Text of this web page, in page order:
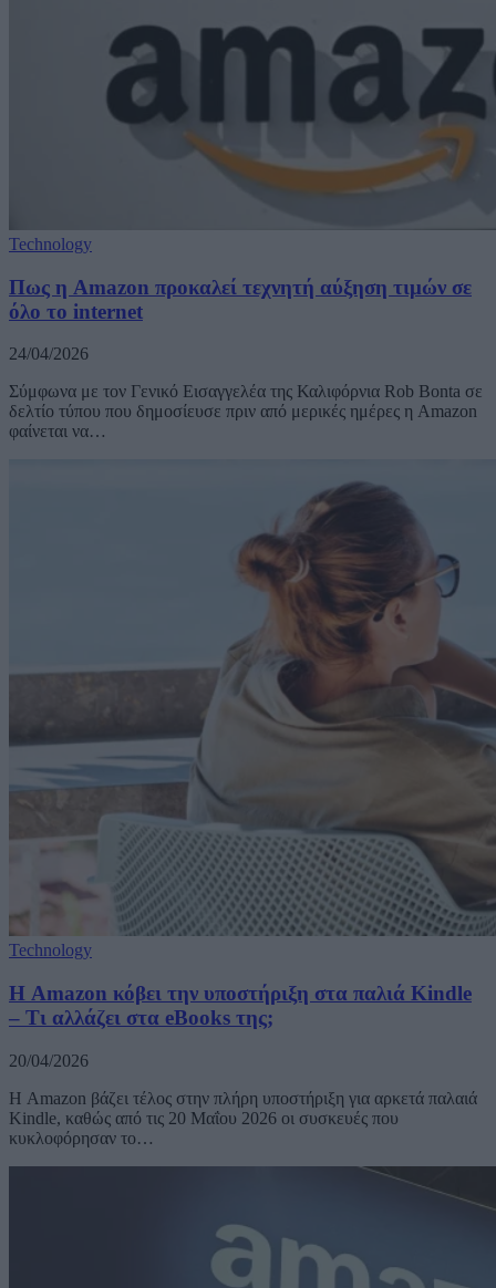
Technology
Πως η Amazon προκαλεί τεχνητή αύξηση τιμών σε
όλο το internet
24/04/2026
Σύμφωνα με τον Γενικό Εισαγγελέα της Καλιφόρνια Rob Bonta σε
δελτίο τύπου που δημοσίευσε πριν από μερικές ημέρες η Amazon
φαίνεται να…
Technology
Η Amazon κόβει την υποστήριξη στα παλιά Kindle
– Τι αλλάζει στα eBooks της;
20/04/2026
Η Amazon βάζει τέλος στην πλήρη υποστήριξη για αρκετά παλαιά
Kindle, καθώς από τις 20 Μαΐου 2026 οι συσκευές που
κυκλοφόρησαν το…